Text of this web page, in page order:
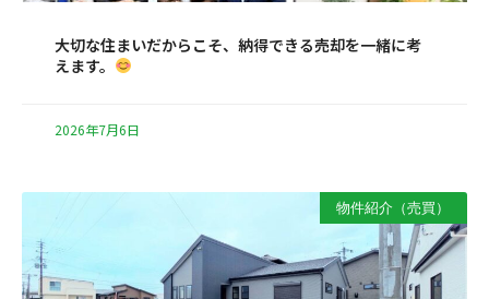
大切な住まいだからこそ、納得できる売却を一緒に考
えます。
2026年7月6日
物件紹介（売買）